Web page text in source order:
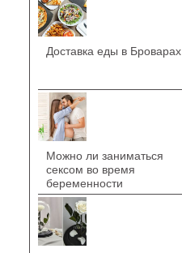
Доставка еды в Броварах
Можно ли заниматься
сексом во время
беременности